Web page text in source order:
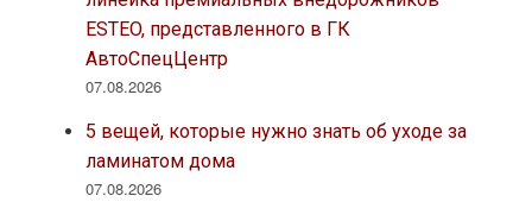
ESTEO, представленного в ГК
АвтоСпецЦентр
07.08.2026
5 вещей, которые нужно знать об уходе за
ламинатом дома
07.08.2026